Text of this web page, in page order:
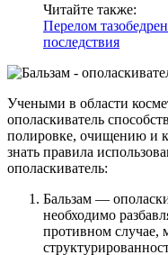
Читайте также:
Перелом
последствия
Учеными в области
ополаскиватель
полировке, очищению и
знать правила
ополаскиватель:
Бальзам —
необходимо
противном случае,